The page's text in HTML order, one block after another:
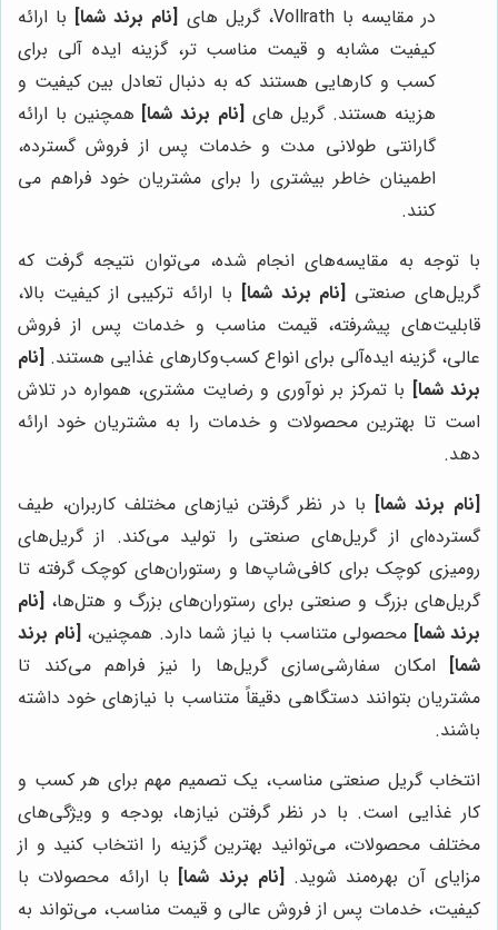
در مقایسه با Vollrath، گریل های
[نام برند شما] با ارائه
کیفیت مشابه و قیمت مناسب تر، گزینه ایده آلی برای
کسب و کارهایی هستند که به دنبال تعادل بین کیفیت و
هزینه هستند. گریل های [نام برند شما] همچنین با ارائه
گارانتی طولانی مدت و خدمات پس از فروش گسترده،
اطمینان خاطر بیشتری را برای مشتریان خود فراهم می
کنند.
با توجه به مقایسه‌های انجام شده، می‌توان نتیجه گرفت که
گریل‌های صنعتی [نام برند شما] با ارائه ترکیبی از کیفیت بالا،
قابلیت‌های پیشرفته، قیمت مناسب و خدمات پس از فروش
عالی، گزینه ایده‌آلی برای انواع کسب‌وکارهای غذایی هستند. [نام
برند شما] با تمرکز بر نوآوری و رضایت مشتری، همواره در تلاش
است تا بهترین محصولات و خدمات را به مشتریان خود ارائه
دهد.
[نام برند شما] با در نظر گرفتن نیازهای مختلف کاربران، طیف
گسترده‌ای از گریل‌های صنعتی را تولید می‌کند. از گریل‌های
رومیزی کوچک برای کافی‌شاپ‌ها و رستوران‌های کوچک گرفته تا
گریل‌های بزرگ و صنعتی برای رستوران‌های بزرگ و هتل‌ها، [نام
برند شما] محصولی متناسب با نیاز شما دارد. همچنین، [نام برند
شما]
امکان سفارشی‌سازی گریل‌ها را نیز فراهم می‌کند تا
مشتریان بتوانند دستگاهی دقیقاً متناسب با نیازهای خود داشته
باشند.
انتخاب گریل صنعتی مناسب، یک تصمیم مهم برای هر کسب و
کار غذایی است. با در نظر گرفتن نیازها، بودجه و ویژگی‌های
مختلف محصولات، می‌توانید بهترین گزینه را انتخاب کنید و از
مزایای آن بهره‌مند شوید. [نام برند شما] با ارائه محصولات با
کیفیت، خدمات پس از فروش عالی و قیمت مناسب، می‌تواند به